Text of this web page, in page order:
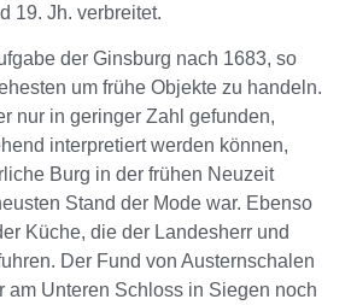
19. Jh. verbreitet.
der Ginsburg nach 1683, so
um frühe Objekte zu handeln.
nur in geringer Zahl gefunden,
interpretiert werden können,
Burg in der frühen Neuzeit
Stand der Mode war. Ebenso
Küche, die der Landesherr und
Der Fund von Austernschalen
am Unteren Schloss in Siegen noch